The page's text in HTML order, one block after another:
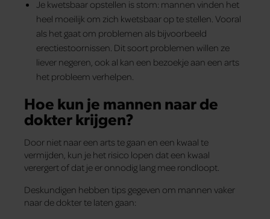
Je kwetsbaar opstellen is stom: mannen vinden het
heel moeilijk om zich kwetsbaar op te stellen. Vooral
als het gaat om problemen als bijvoorbeeld
erectiestoornissen. Dit soort problemen willen ze
liever negeren, ook al kan een bezoekje aan een arts
het probleem verhelpen.
Hoe kun je mannen naar de
dokter krijgen?
Door niet naar een arts te gaan en een kwaal te
vermijden, kun je het risico lopen dat een kwaal
verergert of dat je er onnodig lang mee rondloopt.
Deskundigen hebben tips gegeven om mannen vaker
naar de dokter te laten gaan: